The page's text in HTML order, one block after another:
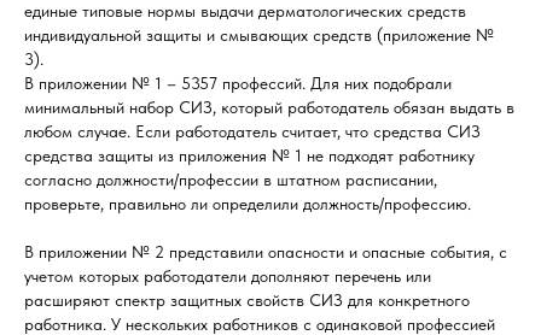
единые типовые нормы выдачи дерматологических средств
индивидуальной защиты и смывающих средств (приложение №
3).
В приложении № 1 – 5357 профессий. Для них подобрали
минимальный набор СИЗ, который работодатель обязан выдать в
любом случае. Если работодатель считает, что средства СИЗ
средства защиты из приложения № 1 не подходят работнику
согласно должности/профессии в штатном расписании,
проверьте, правильно ли определили должность/профессию.
В приложении № 2 представили опасности и опасные события, с
учетом которых работодатели дополняют перечень или
расширяют спектр защитных свойств СИЗ для конкретного
работника. У нескольких работников с одинаковой профессией